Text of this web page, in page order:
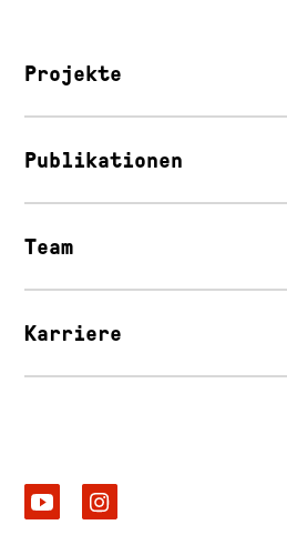
Projekte
Publikationen
Team
Karriere